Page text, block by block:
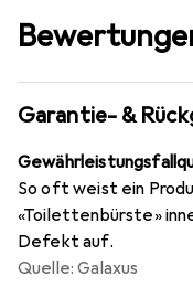
Garantie- &
So oft weist ein
«Toilettenbürste»
Defekt auf.
Quelle: Galaxus